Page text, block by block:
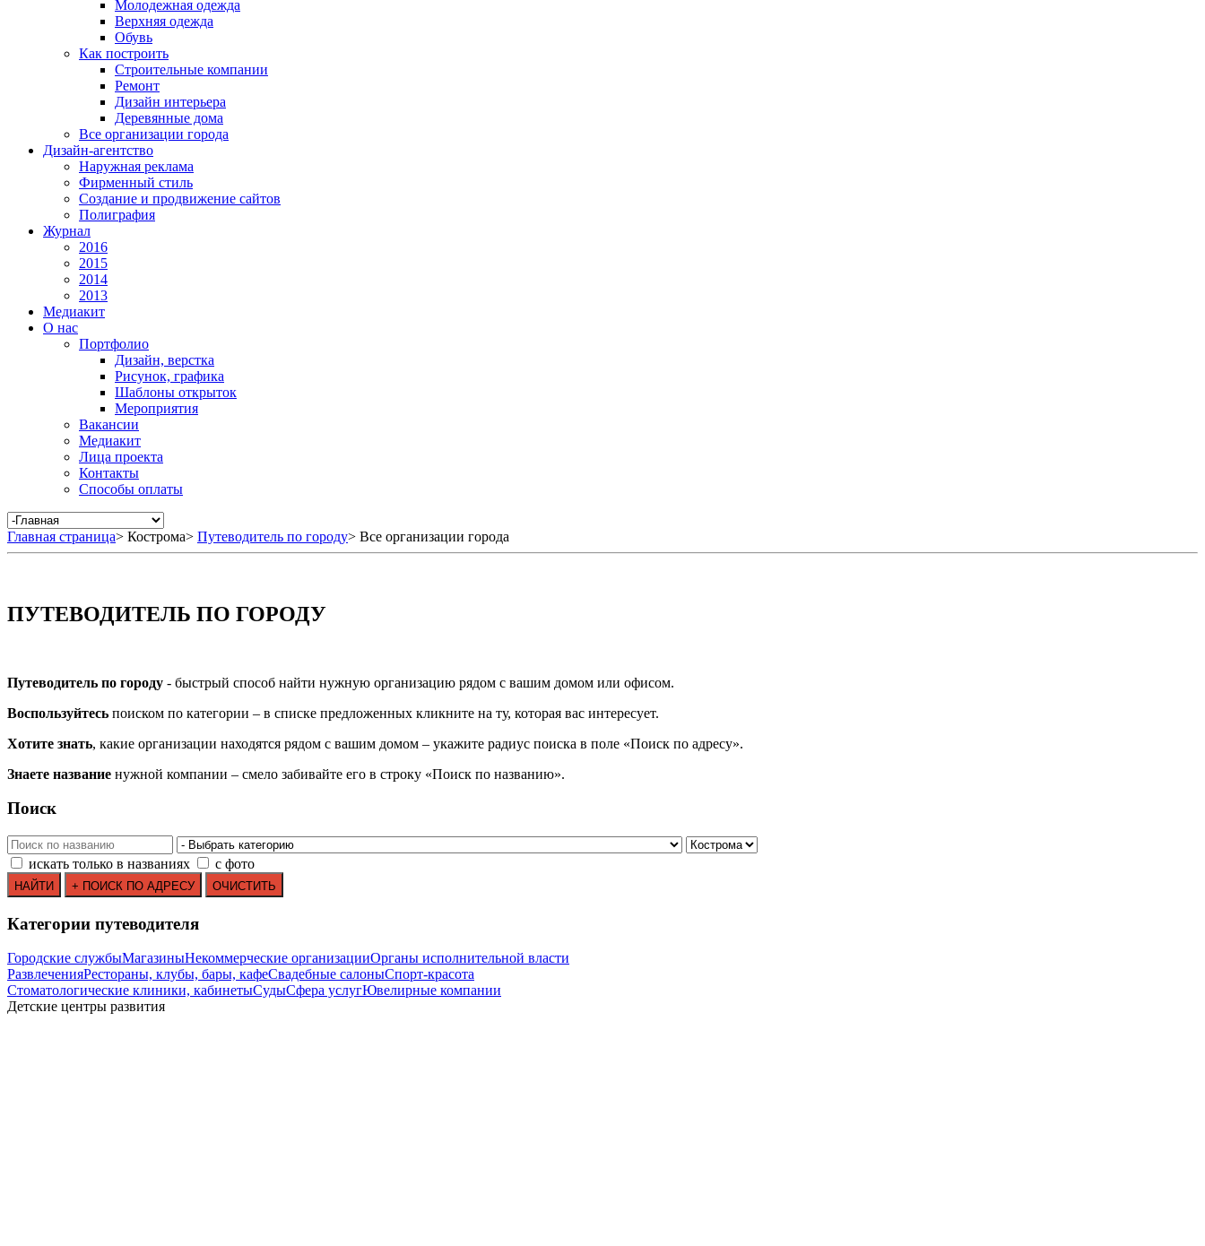
Молодежная одежда
Верхняя одежда
Обувь
Как построить
Строительные компании
Ремонт
Дизайн интерьера
Деревянные дома
Все организации города
Дизайн-агентство
Наружная реклама
Фирменный стиль
Создание и продвижение сайтов
Полиграфия
Журнал
2016
2015
2014
2013
Медиакит
О нас
Портфолио
Дизайн, верстка
Рисунок, графика
Шаблоны открыток
Мероприятия
Вакансии
Медиакит
Лица проекта
Контакты
Способы оплаты
Главная страница> Кострома> Путеводитель по городу> Все организации города
ПУТЕВОДИТЕЛЬ ПО ГОРОДУ
Путеводитель по городу - быстрый способ найти нужную организацию рядом с вашим домом или офисом.
Воспользуйтесь поиском по категории – в списке предложенных кликните на ту, которая вас интересует.
Хотите знать, какие организации находятся рядом с вашим домом – укажите радиус поиска в поле «Поиск по адресу».
Знаете название нужной компании – смело забивайте его в строку «Поиск по названию».
Поиск
искать только в названиях с фото
Категории путеводителя
Городские службыМагазиныНекоммерческие организацииОрганы исполнительной власти
РазвлеченияРестораны, клубы, бары, кафеСвадебные салоныСпорт-красота
Стоматологические клиники, кабинетыСудыСфера услугЮвелирные компании
Детские центры развития